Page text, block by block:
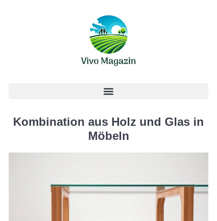
Kombination aus Holz und Glas in
Möbeln